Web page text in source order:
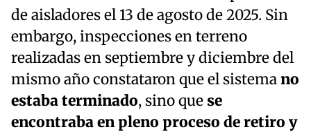
de aisladores el 13 de agosto de 2025. Sin
embargo, inspecciones en terreno
realizadas en septiembre y diciembre del
mismo año constataron que el sistemano
estaba terminado, sino que se
encontraba en pleno proceso de retiro y